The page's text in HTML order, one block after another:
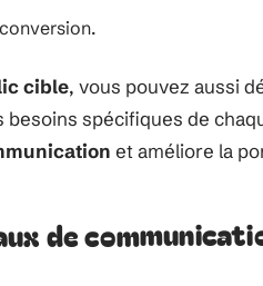
cible, vous pouvez aussi
besoins spécifiques de
et améliore la
de